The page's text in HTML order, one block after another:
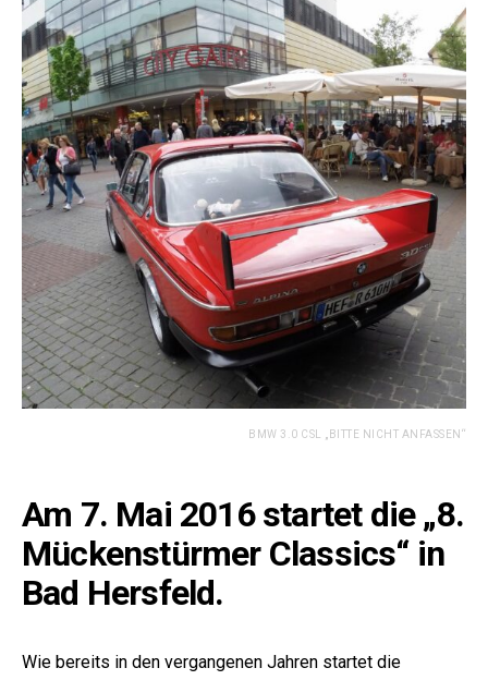
BMW 3.0 CSL „BITTE NICHT ANFASSEN“
Am 7. Mai 2016 startet die „8.
Mückenstürmer Classics“ in
Bad Hersfeld.
Wie bereits in den vergangenen Jahren startet die